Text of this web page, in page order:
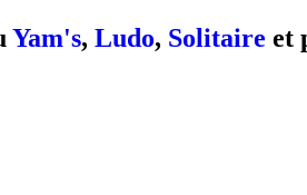
Yam's, Ludo, Solitaire et